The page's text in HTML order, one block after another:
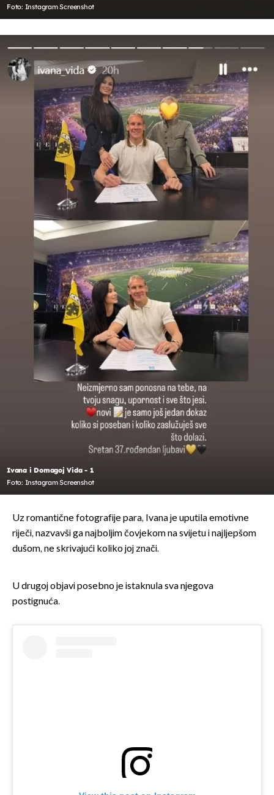
Foto: Instagram Screenshot
Ivana i Domagoj Vida - 1
Foto: Instagram Screenshot
Uz romantične fotografije para, Ivana je uputila emotivne
riječi, nazvavši ga najboljim čovjekom na svijetu i najljepšom
dušom, ne skrivajući koliko joj znači.
U drugoj objavi posebno je istaknula sva njegova
postignuća.